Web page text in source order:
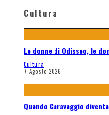
Cultura
Le donne di Odisseo, le
Cultura
7 Agosto 2026
Quando Caravaggio